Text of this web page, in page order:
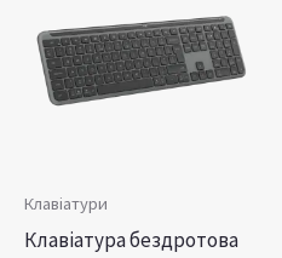
Клавіатури
Клавiатура бездротова